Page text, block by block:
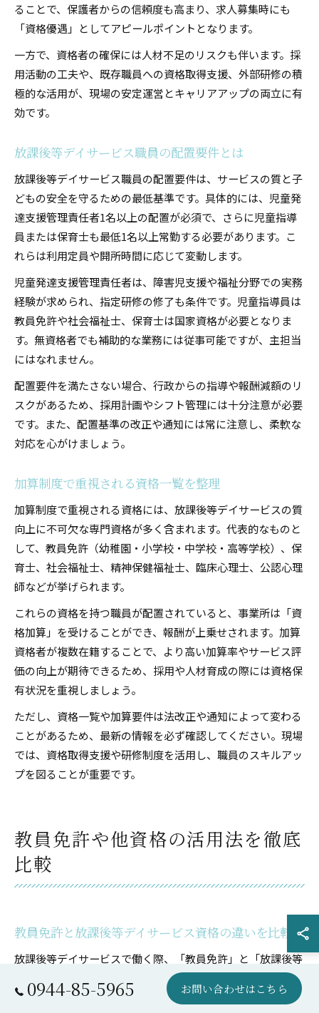
ることで、保護者からの信頼度も高まり、求人募集時にも
「資格優遇」としてアピールポイントとなります。
一方で、資格者の確保には人材不足のリスクも伴います。採
用活動の工夫や、既存職員への資格取得支援、外部研修の積
極的な活用が、現場の安定運営とキャリアアップの両立に有
効です。
放課後等デイサービス職員の配置要件とは
放課後等デイサービス職員の配置要件は、サービスの質と子
どもの安全を守るための最低基準です。具体的には、児童発
達支援管理責任者1名以上の配置が必須で、さらに児童指導
員または保育士も最低1名以上常勤する必要があります。こ
れらは利用定員や開所時間に応じて変動します。
児童発達支援管理責任者は、障害児支援や福祉分野での実務
経験が求められ、指定研修の修了も条件です。児童指導員は
教員免許や社会福祉士、保育士は国家資格が必要となりま
す。無資格者でも補助的な業務には従事可能ですが、主担当
にはなれません。
配置要件を満たさない場合、行政からの指導や報酬減額のリ
スクがあるため、採用計画やシフト管理には十分注意が必要
です。また、配置基準の改正や通知には常に注意し、柔軟な
対応を心がけましょう。
加算制度で重視される資格一覧を整理
加算制度で重視される資格には、放課後等デイサービスの質
向上に不可欠な専門資格が多く含まれます。代表的なものと
して、教員免許（幼稚園・小学校・中学校・高等学校）、保
育士、社会福祉士、精神保健福祉士、臨床心理士、公認心理
師などが挙げられます。
これらの資格を持つ職員が配置されていると、事業所は「資
格加算」を受けることができ、報酬が上乗せされます。加算
資格者が複数在籍することで、より高い加算率やサービス評
価の向上が期待できるため、採用や人材育成の際には資格保
有状況を重視しましょう。
ただし、資格一覧や加算要件は法改正や通知によって変わる
ことがあるため、最新の情報を必ず確認してください。現場
では、資格取得支援や研修制度を活用し、職員のスキルアッ
プを図ることが重要です。
教員免許や他資格の活用法を徹底
比較
教員免許と放課後等デイサービス資格の違いを比較
放課後等デイサービスで働く際、「教員免許」と「放課後等
デイサービス資格」の違いについて疑問を持つ方は多いでし
ょう。教員免許は学校教育法に基づき、学校で教えるための
0944-85-5965 お問い合わせはこちら